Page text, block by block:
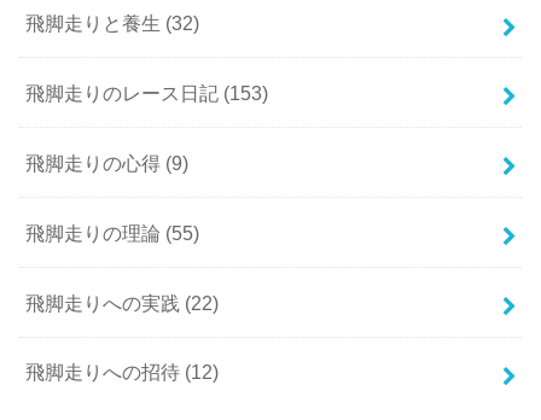
飛脚走りと養生 (32)
飛脚走りのレース日記 (153)
飛脚走りの心得 (9)
飛脚走りの理論 (55)
飛脚走りへの実践 (22)
飛脚走りへの招待 (12)